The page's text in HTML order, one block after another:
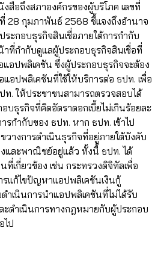
สือถึงสภาองค์กรของผู้บริโภค เลขที่
28 กุมภาพันธ์ 2568 ชี้แจงถึงอำนาจ
ะกอบธุรกิจสินเชื่อภายใต้การกำกับ
ที่กำกับดูแลผู้ประกอบธุรกิจสินเชื่อที่
แอปพลิเคชัน ซึ่งผู้ประกอบธุรกิจจะต้อง
แอปพลิเคชันที่ใช้ให้บริการต่อ ธปท. เพื่อ
ท. ให้ประชาชนสามารถตรวจสอบได้
บธุรกิจที่คิดอัตราดอกเบี้ยไม่เกินร้อยละ
รกำกับของ ธปท. หาก ธปท. เข้าไป
วางการดำเนินธุรกิจที่อยู่ภายใต้บังคับ
และพาณิชย์อยู่แล้ว ทั้งนี้ ธปท. ได้
เกี่ยวข้อง เช่น กระทรวงดิจิทัลเพื่อ
รแก้ไขปัญหาแอปพลิเคชันเงินกู้
ำเนินการนำแอปพลิเคชันที่ไม่ได้รับ
ดำเนินการทางกฎหมายกับผู้ประกอบ
ไป